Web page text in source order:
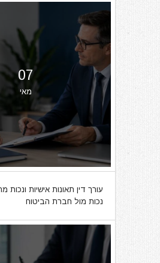
07
מאי
עורך דין תאונות אישיות ונכות
נכות מול חברת הביטוח